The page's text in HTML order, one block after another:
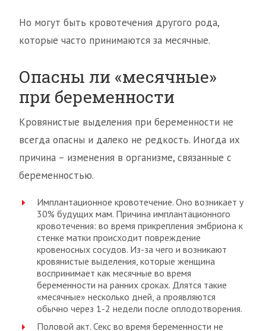
Но могут быть кровотечения другого рода,
которые часто принимаются за месячные.
Опасны ли «месячные»
при беременности
Кровянистые выделения при беременности не
всегда опасны и далеко не редкость. Иногда их
причина – изменения в организме, связанные с
беременностью.
Имплантационное кровотечение. Оно возникает у
30% будущих мам. Причина имплантационного
кровотечения: во время прикрепления эмбриона к
стенке матки происходит повреждение
кровеносных сосудов. Из-за чего и возникают
кровянистые выделения, которые женщина
воспринимает как месячные во время
беременности на ранних сроках. Длятся такие
«месячные» несколько дней, а проявляются
обычно через 1-2 недели после оплодотворения.
Половой акт. Секс во время беременности не